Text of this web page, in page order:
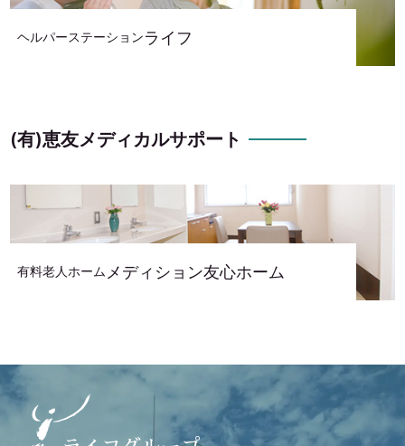
ヘルパーステーションライフ
(有)恵友メディカルサポート
有料老人ホーム メディション友心ホーム